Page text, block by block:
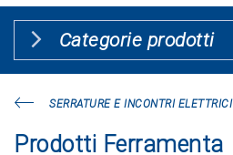
Categorie prodotti
SERRATURE E INCONTRI ELETTRICI
Prodotti Ferramenta